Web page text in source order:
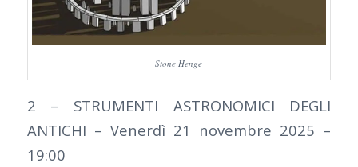
Stone Henge
2 – STRUMENTI ASTRONOMICI DEGLI
ANTICHI – Venerdì 21 novembre 2025 –
19:00